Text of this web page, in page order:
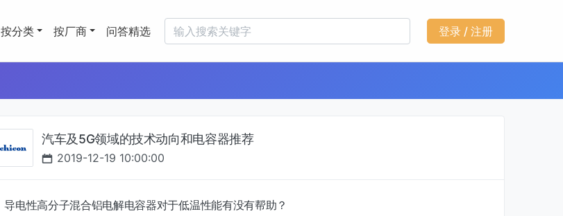
按分类 按厂商 问答精选 登录 / 注册
汽车及5G领域的技术动向和电容器推荐
2019-12-19 10:00:00
导电性高分子混合铝电解电容器对于低温性能有没有帮助？